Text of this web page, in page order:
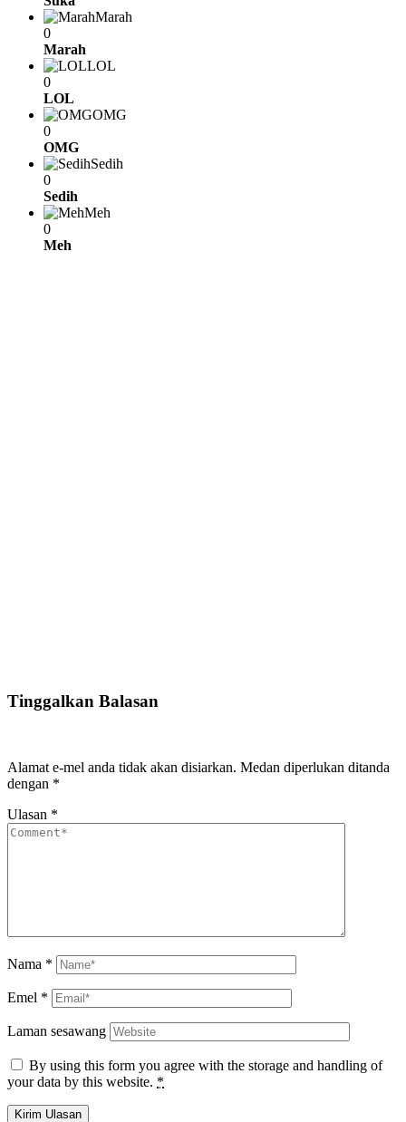
Marah
0
Marah
LOL
0
LOL
OMG
0
OMG
Sedih
0
Sedih
Meh
0
Meh
Tinggalkan Balasan
Alamat e-mel anda tidak akan disiarkan. Medan diperlukan ditanda
dengan *
Ulasan *
Nama *
Emel *
Laman sesawang
By using this form you agree with the storage and handling of
your data by this website. *
Kirim Ulasan